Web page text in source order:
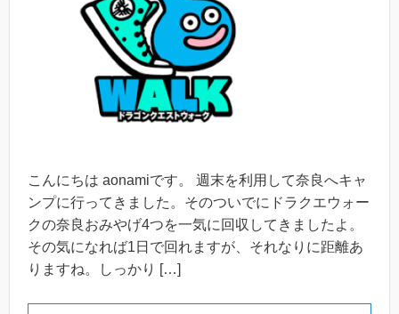
こんにちは aonamiです。 週末を利用して奈良へキャ
ンプに行ってきました。そのついでにドラクエウォー
クの奈良おみやげ4つを一気に回収してきましたよ。
その気になれば1日で回れますが、それなりに距離あ
りますね。しっかり […]